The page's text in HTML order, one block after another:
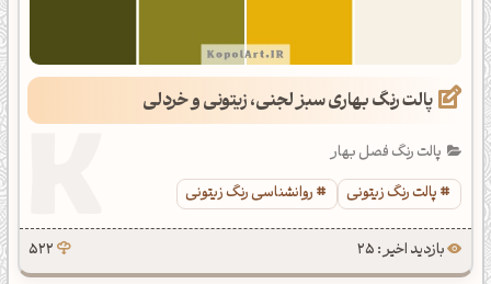
پالت رنگ بهاری سبز لجنی، زیتونی و خردلی
پالت رنگ فصل بهار
پالت رنگ زیتونی
روانشناسی رنگ زیتونی
بازدید اخیر : 25 522